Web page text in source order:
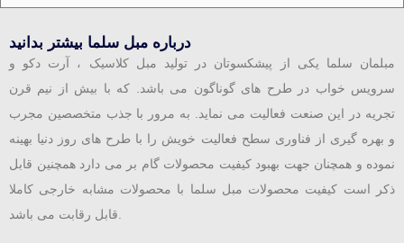
درباره مبل سلما بیشتر بدانید
مبلمان سلما یکی از پیشکسوتان در تولید مبل کلاسیک ، آرت دکو و
سرویس خواب در طرح های گوناگون می باشد. که با بیش از نیم قرن
تجریه در این صنعت فعالیت می نماید. به مرور با جذب متخصصین مجرب
و بهره گیری از فناوری سطح فعالیت خویش را با طرح های روز دنیا بهینه
نموده و همچنان جهت بهبود کیفیت محصولات گام بر می دارد همچنین قابل
ذکر است کیفیت محصولات مبل سلما با محصولات مشابه خارجی کاملا
قابل رقابت می باشد.